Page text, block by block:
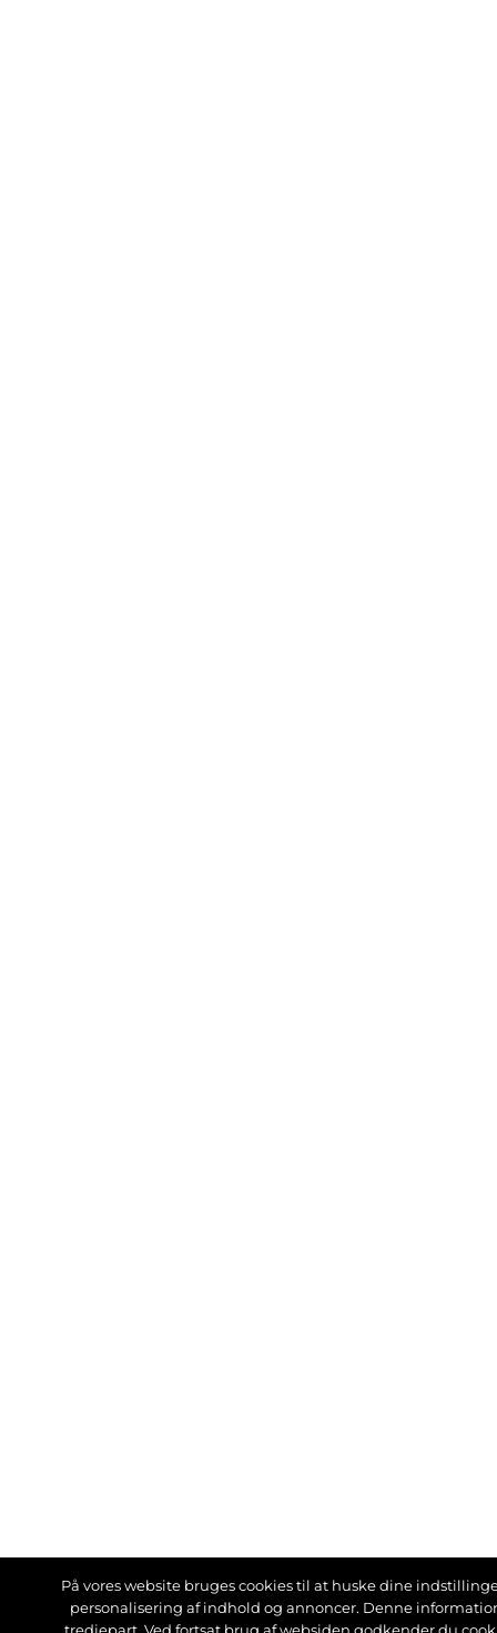
På vores website bruges cookies til at huske dine
personalisering af indhold og annoncer. Denne